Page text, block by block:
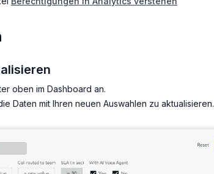
oben im Dashboard an.
die Daten mit Ihren neuen Auswahlen zu aktualisieren.